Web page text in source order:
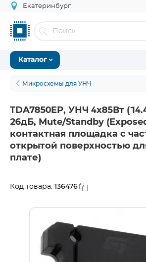
Екатеринбург
Каталог
Микросхемы для УНЧ
TDA7850EP, УНЧ 4x85Вт
26дБ, Mute/Standby
контактная площадка с
открытой поверхностью
плате)
Код товара: 136476